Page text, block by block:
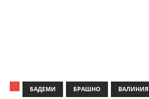
БАДЕМИ БРАШНО ВАЛИНИЯ